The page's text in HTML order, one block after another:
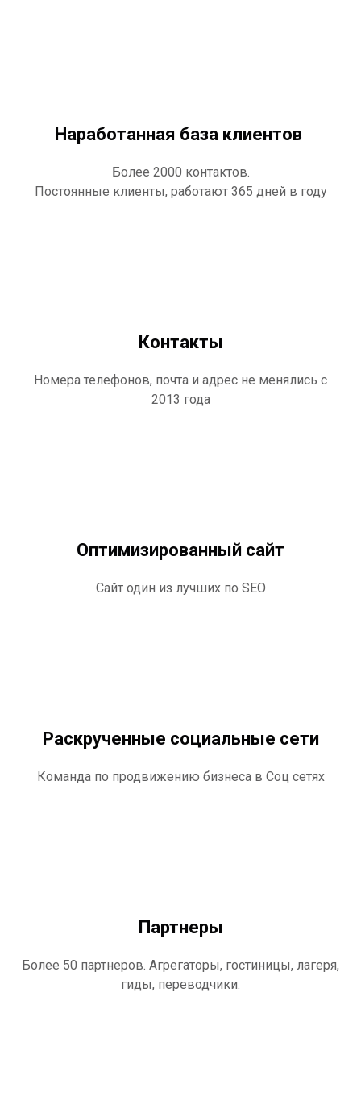
Наработанная база клиентов
Более 2000 контактов.
Постоянные клиенты, работают 365 дней в году
Контакты
Номера телефонов, почта и адрес не менялись с
2013 года
Оптимизированный сайт
Сайт один из лучших по SEO
Раскрученные социальные сети
Команда по продвижению бизнеса в Соц сетях
Партнеры
Более 50 партнеров. Агрегаторы, гостиницы, лагеря,
гиды, переводчики.